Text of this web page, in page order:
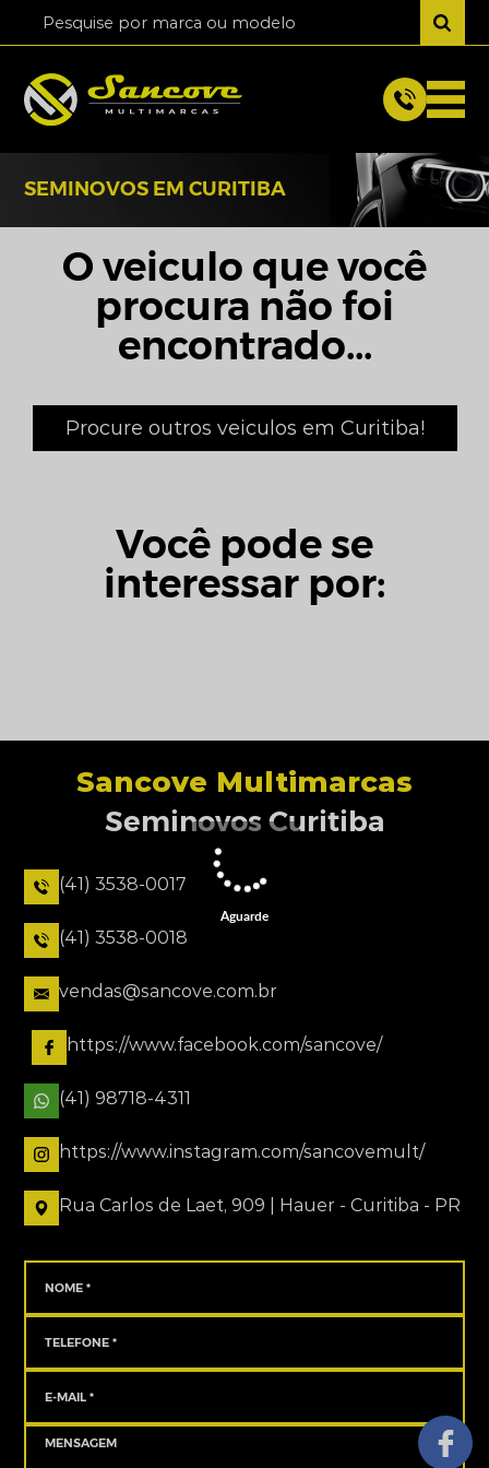
SEMINOVOS EM CURITIBA
O veiculo que você
procura não foi
encontrado...
Procure outros veiculos em Curitiba!
Você pode se
interessar por:
Sancove Multimarcas
Seminovos Curitiba
(41) 3538-0017
(41) 3538-0018
vendas@sancove.com.br
https://www.facebook.com/sancove/
(41) 98718-4311
https://www.instagram.com/sancovemult/
Rua Carlos de Laet, 909 | Hauer - Curitiba - PR
Aguarde